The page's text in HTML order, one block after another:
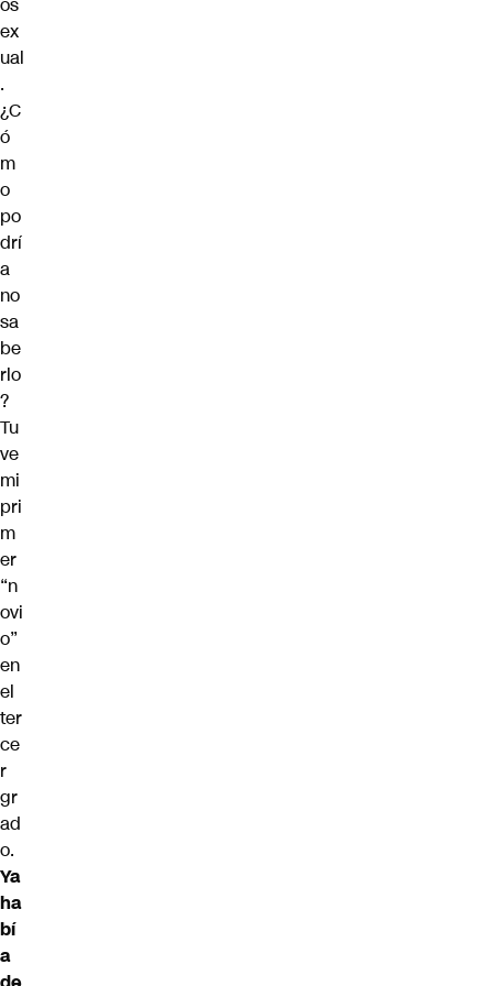
os
ex
ual
.
¿C
ó
m
o
po
drí
a
no
sa
be
rlo
?
Tu
ve
mi
pri
m
er
“n
ovi
o”
en
el
ter
ce
r
gr
ad
o.
Ya
ha
bí
a